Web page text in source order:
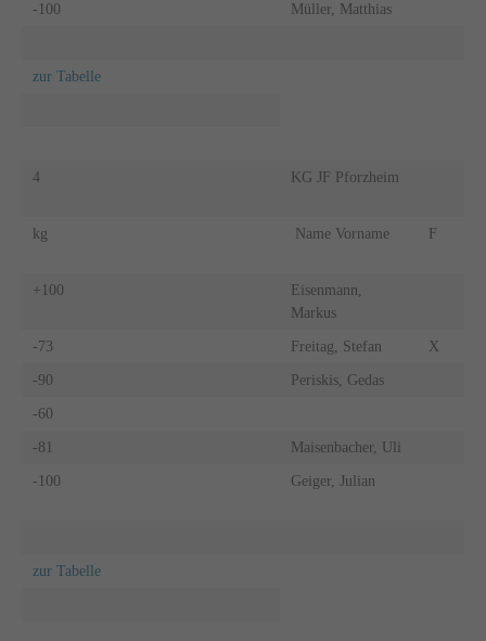
-100 Müller, Matthias
zur Tabelle
4 KG JF Pforzheim
kg Name Vorname F
+100
Eisenmann,
Markus
-73 Freitag, Stefan X
-90 Periskis, Gedas
-60
-81 Maisenbacher, Uli
-100 Geiger, Julian
zur Tabelle